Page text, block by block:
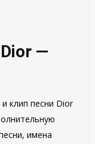
—
клип песни Dior
имена